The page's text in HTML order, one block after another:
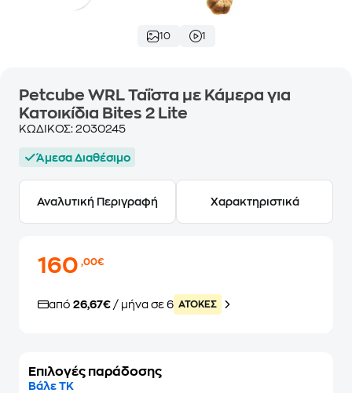
10 1
Petcube WRL Ταΐστα με Κάμερα για
Κατοικίδια Bites 2 Lite
ΚΩΔΙΚΟΣ: 2030245
Άμεσα Διαθέσιμο
Αναλυτική Περιγραφή Χαρακτηριστικά
160,00€
από 26,67€ / μήνα σε 6 ATOKEΣ
Επιλογές παράδοσης
Βάλε ΤΚ